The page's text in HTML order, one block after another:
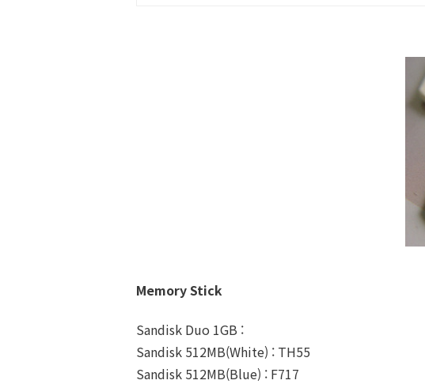
Memory Stick
Sandisk Duo 1GB :
Sandisk 512MB(White) : TH55
Sandisk 512MB(Blue) : F717